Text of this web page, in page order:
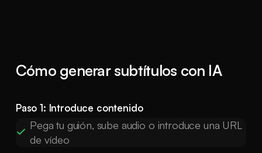
Cómo generar subtítulos con IA
Paso 1: Introduce contenido
Pega tu guión, sube audio o introduce una URL
de vídeo